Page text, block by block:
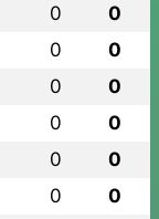
0 0
0 0
0 0
0 0
0 0
0 0